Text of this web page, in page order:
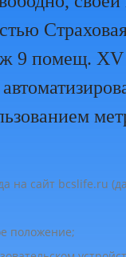
9 помещ.
на сайт bcslife.ru
положение;